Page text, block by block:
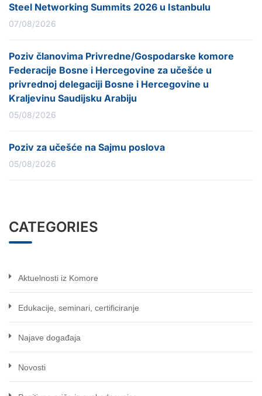
Steel Networking Summits 2026 u Istanbulu
07/08/2026
Poziv članovima Privredne/Gospodarske komore
Federacije Bosne i Hercegovine za učešće u
privrednoj delegaciji Bosne i Hercegovine u
Kraljevinu Saudijsku Arabiju
05/08/2026
Poziv za učešće na Sajmu poslova
05/08/2026
CATEGORIES
Aktuelnosti iz Komore
Edukacije, seminari, certificiranje
Najave događaja
Novosti